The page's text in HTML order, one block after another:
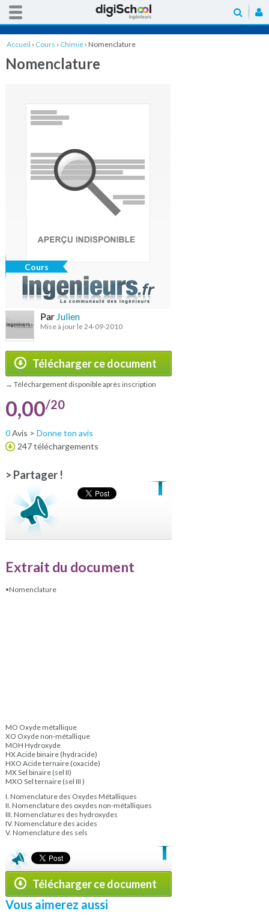
Accueil › Cours › Chimie › Nomenclature
Nomenclature
Cours
Par Julien
Mise à jour le 24-09-2010
Télécharger ce document
→ Téléchargement disponible après inscription
0,00/20
0Avis > Donne ton avis
247 téléchargements
> Partager !
Extrait du document
•Nomenclature
MO Oxyde métallique
XO Oxyde non-métallique
MOH Hydroxyde
HX Acide binaire (hydracide)
HXO Acide ternaire (oxacide)
MX Sel binaire (sel II)
MXO Sel ternaire (sel III )
I. Nomenclature des Oxydes Métalliques
II. Nomenclature des oxydes non-métalliques
III. Nomenclatures des hydroxydes
IV. Nomenclature des acides
V. Nomenclature des sels
Télécharger ce document
Vous aimerez aussi